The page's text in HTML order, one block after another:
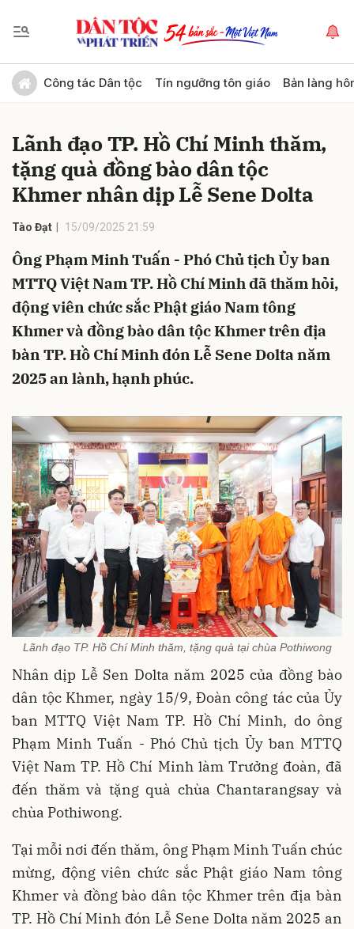
Công tác Dân tộc Tín ngưỡng tôn giáo Bản làng
Lãnh đạo TP. Hồ Chí Minh thăm,
tặng quà đồng bào dân tộc
Khmer nhân dịp Lễ Sene Dolta
Tào Đạt 15/09/2025 21:59
Ông Phạm Minh Tuấn - Phó Chủ tịch Ủy ban
MTTQ Việt Nam TP. Hồ Chí Minh đã thăm hỏi,
động viên chức sắc Phật giáo Nam tông
Khmer và đồng bào dân tộc Khmer trên địa
bàn TP. Hồ Chí Minh đón Lễ Sene Dolta năm
2025 an lành, hạnh phúc.
Lãnh đạo TP. Hồ Chí Minh thăm, tặng quà tại chùa Pothiwong
Nhân dịp Lễ Sen Dolta năm 2025 của đồng bào
dân tộc Khmer, ngày 15/9, Đoàn công tác của Ủy
ban MTTQ Việt Nam TP. Hồ Chí Minh, do ông
Phạm Minh Tuấn - Phó Chủ tịch Ủy ban MTTQ
Việt Nam TP. Hồ Chí Minh làm Trưởng đoàn, đã
đến thăm và tặng quà chùa Chantarangsay và
chùa Pothiwong.
Tại mỗi nơi đến thăm, ông Phạm Minh Tuấn chúc
mừng, động viên chức sắc Phật giáo Nam tông
Khmer và đồng bào dân tộc Khmer trên địa bàn
TP. Hồ Chí Minh đón Lễ Sene Dolta năm 2025 an
Gửi bình luận